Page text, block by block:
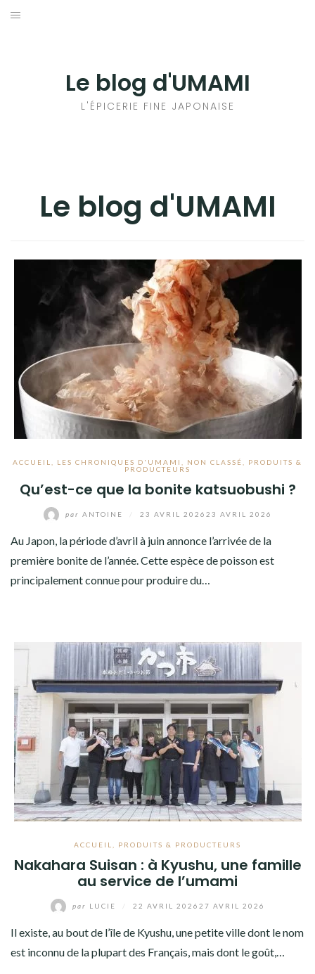
Aller
Le blog d'UMAMI
L'ÉPICERIE FINE JAPONAISE
Le blog d'UMAMI
ACCUEIL LES CHRONIQUES D'UMAMI NON CLASSÉ
PRODUITS &
PRODUCTEURS
Qu’est-ce que la bonite katsuobushi ?
par ANTOINE 23 AVRIL 2026 23 AVRIL 2026
Au Japon, la période d’avril à juin annonce l’arrivée de la
première bonite de l’année. Cette espèce de poisson est
principalement connue pour produire du…
ACCUEIL PRODUITS & PRODUCTEURS
Nakahara Suisan : à Kyushu, une famille
au service de l’umami
par LUCIE 22 AVRIL 2026 27 AVRIL 2026
Il existe, au bout de l’île de Kyushu, une petite ville dont le nom
est inconnu de la plupart des Français, mais dont le goût,…